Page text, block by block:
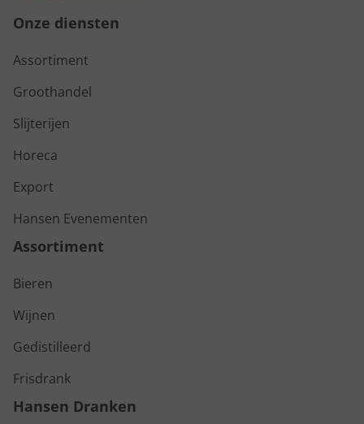
Onze diensten
Assortiment
Groothandel
Slijterijen
Horeca
Export
Hansen Evenementen
Assortiment
Bieren
Wijnen
Gedistilleerd
Frisdrank
Hansen Dranken